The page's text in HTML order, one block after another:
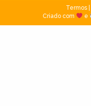
Termos|
Criado com
e